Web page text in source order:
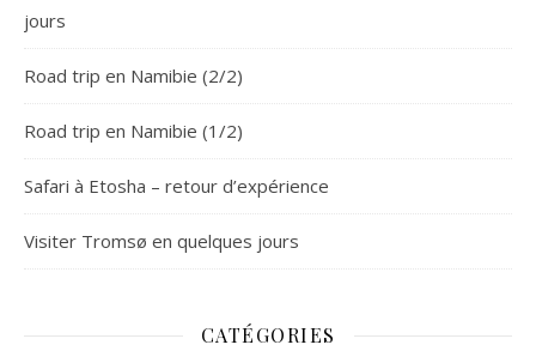
jours
Road trip en Namibie (2/2)
Road trip en Namibie (1/2)
Safari à Etosha – retour d’expérience
Visiter Tromsø en quelques jours
CATÉGORIES